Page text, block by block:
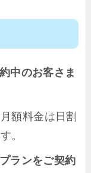
中のお客さま
額料金は日割
。
ランをご契約